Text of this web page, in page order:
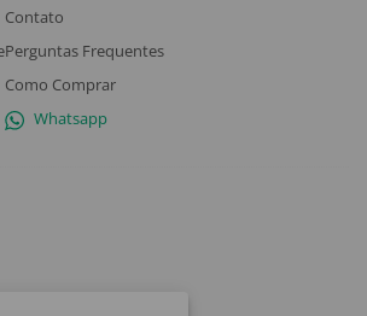
Contato
Perguntas Frequentes
Como Comprar
Whatsapp